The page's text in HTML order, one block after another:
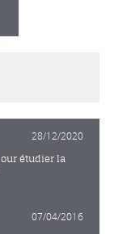
28/12/2020
étudier la
07/04/2016